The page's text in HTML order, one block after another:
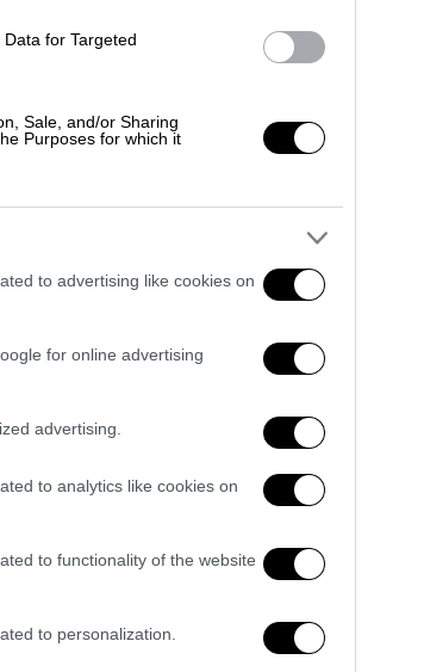
for Targeted
Sale, and/or Sharing
Purposes for which it
to advertising like cookies on
for online advertising
advertising.
to analytics like cookies on
to functionality of the website
to personalization.
την ώρα
μου,δεν